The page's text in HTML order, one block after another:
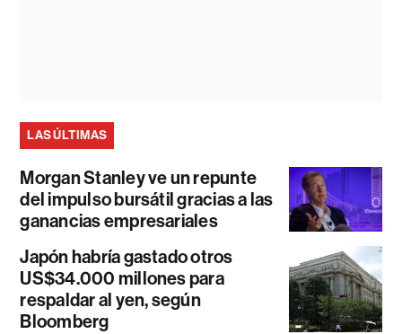
LAS ÚLTIMAS
Morgan Stanley ve un repunte
del impulso bursátil gracias a las
ganancias empresariales
Japón habría gastado otros
US$34.000 millones para
respaldar al yen, según
Bloomberg